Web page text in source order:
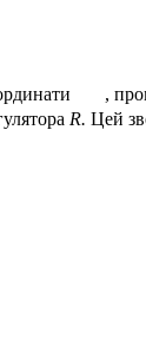
,
R. Цей